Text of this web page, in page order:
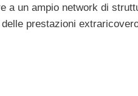
un ampio network di
prestazioni